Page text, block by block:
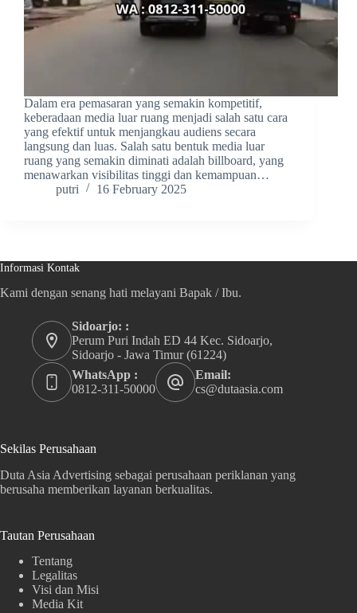
Dalam era pemasaran yang semakin kompetitif,
keberadaan media luar ruang menjadi salah satu cara
yang efektif untuk menjangkau audiens secara
langsung dan luas. Salah satu bentuk media luar
ruang yang semakin diminati adalah billboard, yang
menawarkan visibilitas tinggi dan kemampuan…
putri
16 February 2025
Informasi Kontak
Kami dengan senang hati melayani Bapak / Ibu.
Sidoarjo: :
Perum Puri Indah ED 44 Kec. Sidoarjo,
Sidoarjo - Jawa Timur (61224)
WhatsApp :
0812-311-50000
Email:
cs@dutaasia.com
Sekilas Perusahaan
Duta Asia Advertising sebagai perusahaan periklanan yang
berusaha memberikan layanan berkualitas.
Tautan Perusahaan
Tentang
Legalitas
Visi dan Misi
Media Kit